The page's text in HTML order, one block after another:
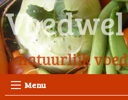
Voedwel
natuurlijk
Menu